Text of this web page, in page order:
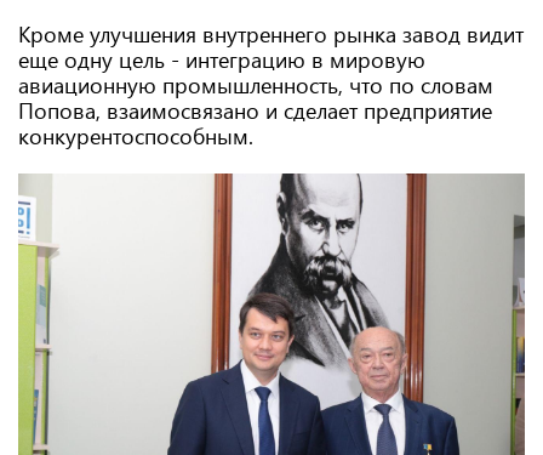
Кроме улучшения внутреннего рынка завод видит
еще одну цель - интеграцию в мировую
авиационную промышленность, что по словам
Попова, взаимосвязано и сделает предприятие
конкурентоспособным.